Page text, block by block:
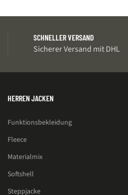
SCHNELLER VERSAND
Sicherer Versand mit DHL
HERREN JACKEN
Funktionsbekleidung
Fleece
Materialmix
Softshell
Steppjacke